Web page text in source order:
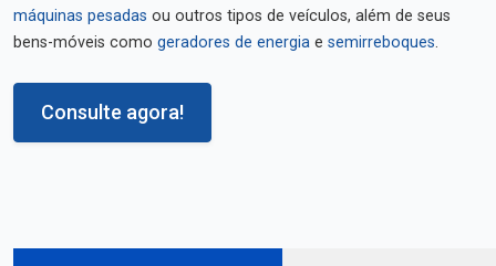
máquinas pesadas ou outros tipos de veículos, além de seus
bens-móveis como geradores de energia e semirreboques.
Consulte agora!